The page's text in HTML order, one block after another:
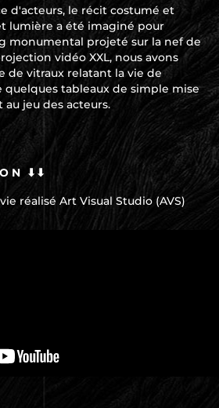
d'acteurs, le récit costumé et
lumière a été imaginé pour
monumental projeté sur la nef de
vidéo XXL, nous avons
de vitraux relatant la vie de
quelques tableaux de simple mise
jeu des acteurs.
N ⬇⬇
réalisé Art Visual Studio (AVS)